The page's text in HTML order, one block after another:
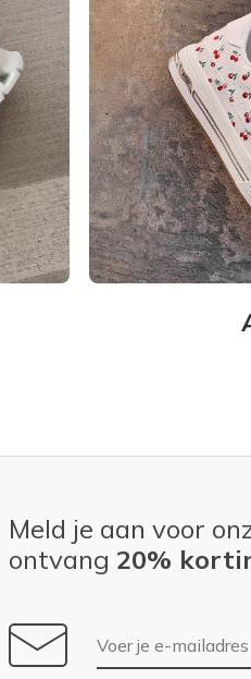
Meld je aan voor
ontvang 20%
E-mailadres